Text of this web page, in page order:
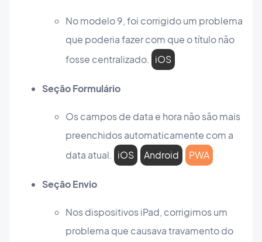
No modelo 9, foi corrigido um problema
que poderia fazer com que o título não
fosse centralizado. iOS
Seção Formulário
Os campos de data e hora não são mais
preenchidos automaticamente com a
data atual. iOS Android PWA
Seção Envio
Nos dispositivos iPad, corrigimos um
problema que causava travamento do